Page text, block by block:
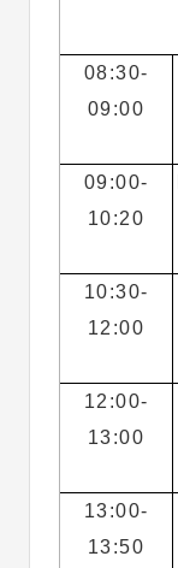
08:30-
09:00
09:00-
10:20
10:30-
12:00
12:00-
13:00
13:00-
13:50